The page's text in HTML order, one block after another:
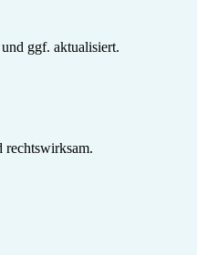
ggf. aktualisiert.
rechtswirksam.